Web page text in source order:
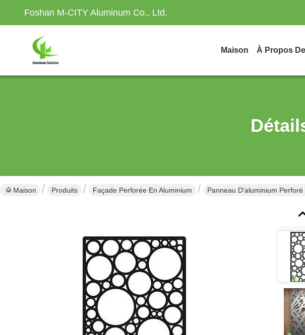
Foshan M-CITY Aluminum Co., Ltd.
Maison À Propos
Maison Produits Façade Perforée En Aluminium Panneau D'aluminium